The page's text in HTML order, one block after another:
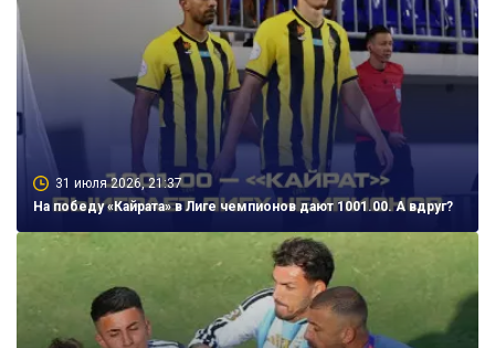
31 июля 2026, 21:37
На победу «Кайрата» в Лиге чемпионов дают 1001.00. А вдруг?